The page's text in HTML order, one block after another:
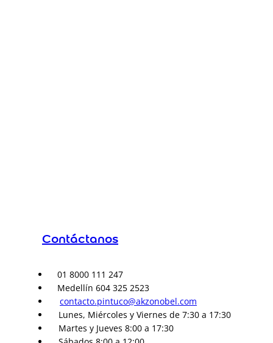
Contáctanos
01 8000 111 247
Medellín 604 325 2523
contacto.pintuco@akzonobel.com
Lunes, Miércoles y Viernes de 7:30 a 17:30
Martes y Jueves 8:00 a 17:30